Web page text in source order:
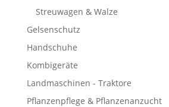
Streuwagen & Walze
Gelsenschutz
Handschuhe
Kombigeräte
Landmaschinen - Traktore
Pflanzenpflege & Pflanzenanzucht